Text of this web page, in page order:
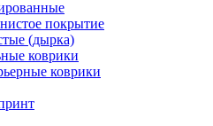
покрытие
(дырка)
коврики
коврики